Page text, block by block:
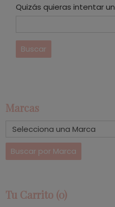
Marcas
Tu Carrito (0)
Quizás quieras intentar